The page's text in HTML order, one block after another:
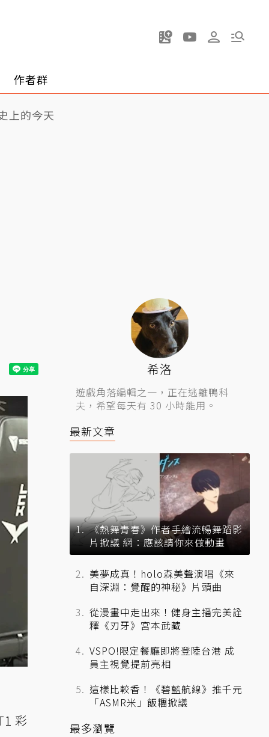
作者群
上的今天
彩
希洛
遊戲角落編輯之一，正在逃離鴨科
夫，希望每天有 30 小時能用。
最新文章
《熱舞青春》作者手繪流暢舞蹈影
片掀議 網：應該請你來做動畫
美夢成真！holo森美聲演唱《來
自深淵：覺醒的神秘》片頭曲
從漫畫中走出來！健身主播完美詮
釋《刃牙》宮本武藏
VSPO!限定餐廳即將登陸台港 成
員主視覺提前亮相
這樣比較香！《碧藍航線》推千元
「ASMR米」飯糰掀議
最多瀏覽